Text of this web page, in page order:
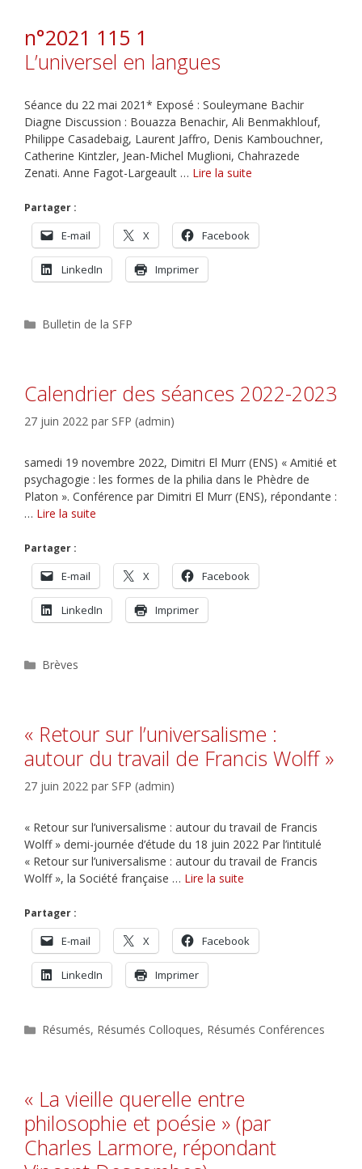
n°2021 115 1
L’universel en langues
Séance du 22 mai 2021* Exposé : Souleymane Bachir
Diagne Discussion : Bouazza Benachir, Ali Benmakhlouf,
Philippe Casadebaig, Laurent Jaffro, Denis Kambouchner,
Catherine Kintzler, Jean-Michel Muglioni, Chahrazede
Zenati. Anne Fagot-Largeault … Lire la suite
Partager :
E-mail X Facebook
LinkedIn Imprimer
Catégories
Bulletin de la SFP
Calendrier des séances 2022-2023
27 juin 2022 par SFP (admin)
samedi 19 novembre 2022, Dimitri El Murr (ENS) « Amitié et
psychagogie : les formes de la philia dans le Phèdre de
Platon ». Conférence par Dimitri El Murr (ENS), répondante :
… Lire la suite
Partager :
E-mail X Facebook
LinkedIn Imprimer
Catégories
Brèves
« Retour sur l’universalisme :
autour du travail de Francis Wolff »
27 juin 2022 par SFP (admin)
« Retour sur l’universalisme : autour du travail de Francis
Wolff » demi-journée d’étude du 18 juin 2022 Par l’intitulé
« Retour sur l’universalisme : autour du travail de Francis
Wolff », la Société française … Lire la suite
Partager :
E-mail X Facebook
LinkedIn Imprimer
Catégories
Résumés, Résumés Colloques, Résumés Conférences
« La vieille querelle entre
philosophie et poésie » (par
Charles Larmore, répondant